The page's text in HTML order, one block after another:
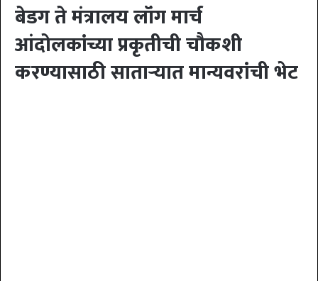
बेडग ते मंत्रालय लॉंग मार्च
आंदोलकांच्या प्रकृतीची चौकशी
करण्यासाठी साताऱ्यात मान्यवरांची भेट